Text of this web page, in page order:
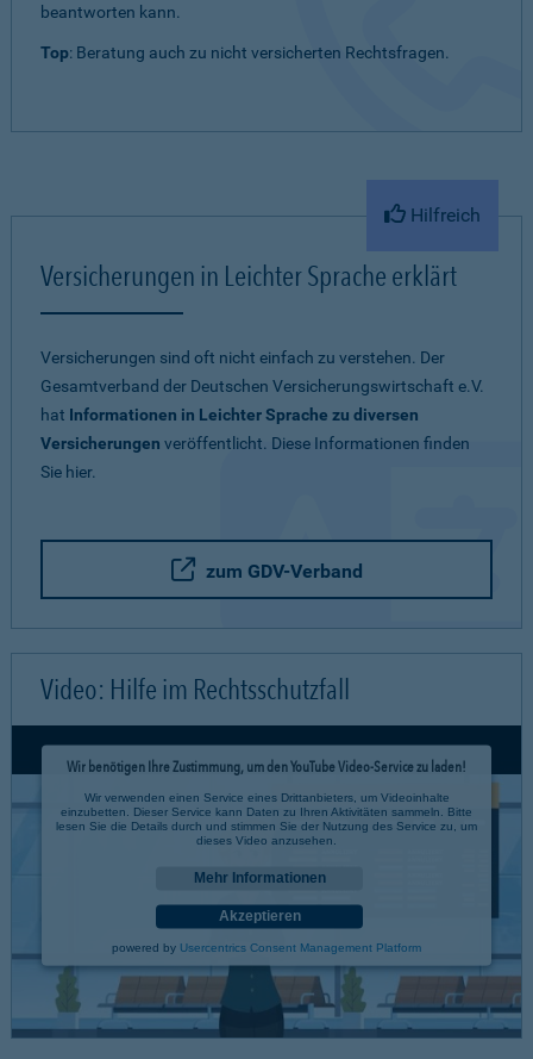
beantworten kann.
Top: Beratung auch zu nicht versicherten Rechtsfragen.
Hilfreich
Versicherungen in Leichter Sprache erklärt
Versicherungen sind oft nicht einfach zu verstehen. Der
Gesamtverband der Deutschen Versicherungswirtschaft e.V.
hat Informationen in Leichter Sprache zu diversen
Versicherungen veröffentlicht. Diese Informationen finden
Sie hier.
zum GDV-Verband
Video: Hilfe im Rechtsschutzfall
Wir benötigen Ihre Zustimmung, um den YouTube Video-Service zu laden!
Wir verwenden einen Service eines Drittanbieters, um Videoinhalte
einzubetten. Dieser Service kann Daten zu Ihren Aktivitäten sammeln. Bitte
lesen Sie die Details durch und stimmen Sie der Nutzung des Service zu, um
dieses Video anzusehen.
Mehr Informationen
Akzeptieren
powered by Usercentrics Consent Management Platform